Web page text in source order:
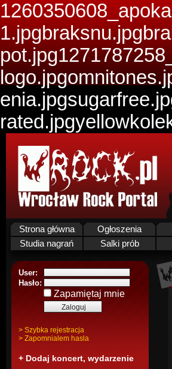
Strona główna Ogłoszenia
Studia nagrań
Salki prób
User:
Hasło:
Zapamiętaj mnie
> Szybka rejestracja
> Zapomnialem hasla
+ Dodaj koncert, wydarzenie